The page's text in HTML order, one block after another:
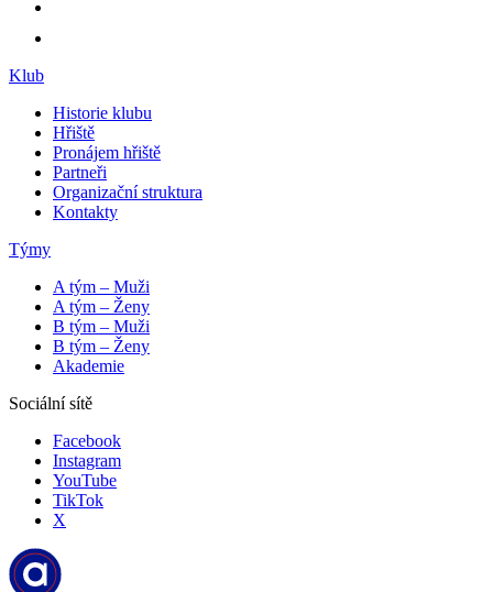
Klub
Historie klubu
Hřiště
Pronájem hřiště
Partneři
Organizační struktura
Kontakty
Týmy
A tým – Muži
A tým – Ženy
B tým – Muži
B tým – Ženy
Akademie
Sociální sítě
Facebook
Instagram
YouTube
TikTok
X